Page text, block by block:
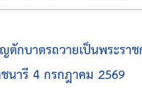
กบาตรถวายเป็นพระรา
นารี 4 กรกฎาคม 2569